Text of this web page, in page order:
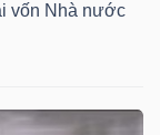
vốn Nhà nước